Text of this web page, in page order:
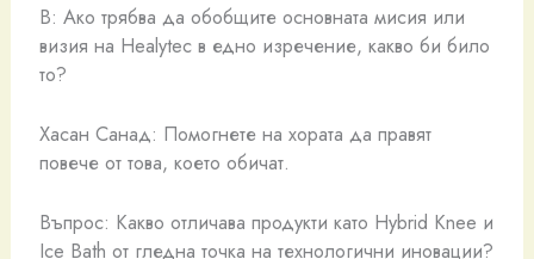
В: Ако трябва да обобщите основната мисия или
визия на Healytec в едно изречение, какво би било
то?
Хасан Санад: Помогнете на хората да правят
повече от това, което обичат.
Въпрос: Какво отличава продукти като Hybrid Knee и
Ice Bath от гледна точка на технологични иновации?